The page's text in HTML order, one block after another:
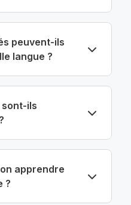
peuvent-ils
langue ?
ils
apprendre
?